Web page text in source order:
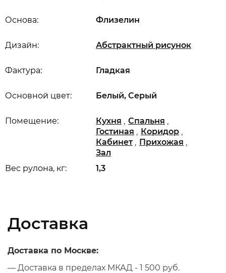
Вес рулона, кг: 1,3
Основной цвет: Белый, Серый
Дизайн: Абстрактный рисунок
Основа: Флизелин
Помещение: Кухня , Спальня ,
Гостиная , Коридор ,
Кабинет , Прихожая ,
Зал
Фактура: Гладкая
Доставка
Доставка по Москве:
— Доставка в пределах МКАД - 1 500 руб.